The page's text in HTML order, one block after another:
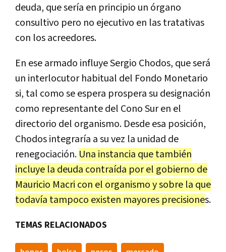
deuda, que sería en principio un órgano
consultivo pero no ejecutivo en las tratativas
con los acreedores.
En ese armado influye Sergio Chodos, que será
un interlocutor habitual del Fondo Monetario
si, tal como se espera prospera su designación
como representante del Cono Sur en el
directorio del organismo. Desde esa posición,
Chodos integraría a su vez la unidad de
renegociación. Una instancia que también
incluye la deuda contraída por el gobierno de
Mauricio Macri con el organismo y sobre la que
todavía tampoco existen mayores precisiones.
TEMAS RELACIONADOS